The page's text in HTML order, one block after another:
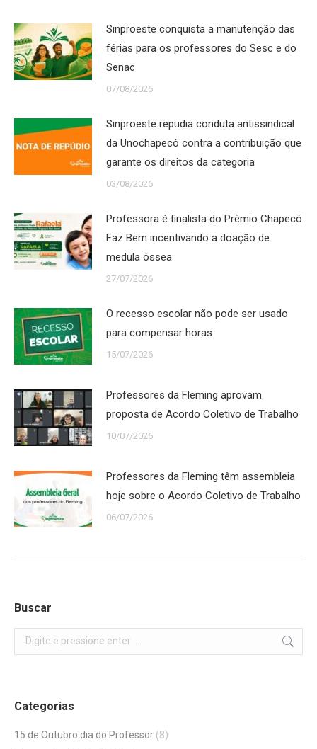
Sinproeste conquista a manutenção das
férias para os professores do Sesc e do
Senac
07/08/2026
Sinproeste repudia conduta antissindical
da Unochapecó contra a contribuição que
garante os direitos da categoria
03/08/2026
Professora é finalista do Prêmio Chapecó
Faz Bem incentivando a doação de
medula óssea
27/07/2026
O recesso escolar não pode ser usado
para compensar horas
15/07/2026
Professores da Fleming aprovam
proposta de Acordo Coletivo de Trabalho
10/07/2026
Professores da Fleming têm assembleia
hoje sobre o Acordo Coletivo de Trabalho
06/07/2026
Buscar
Search:
Categorias
15 de Outubro dia do Professor (8)